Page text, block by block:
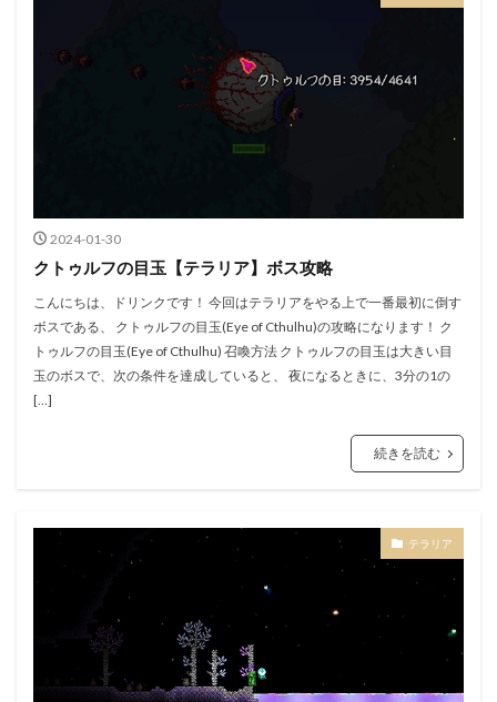
2024-01-30
クトゥルフの目玉【テラリア】ボス攻略
こんにちは、ドリンクです！ 今回はテラリアをやる上で一番最初に倒す
ボスである、 クトゥルフの目玉(Eye of Cthulhu)の攻略になります！ ク
トゥルフの目玉(Eye of Cthulhu) 召喚方法 クトゥルフの目玉は大きい目
玉のボスで、次の条件を達成していると、 夜になるときに、3分の1の
[…]
続きを読む
テラリア